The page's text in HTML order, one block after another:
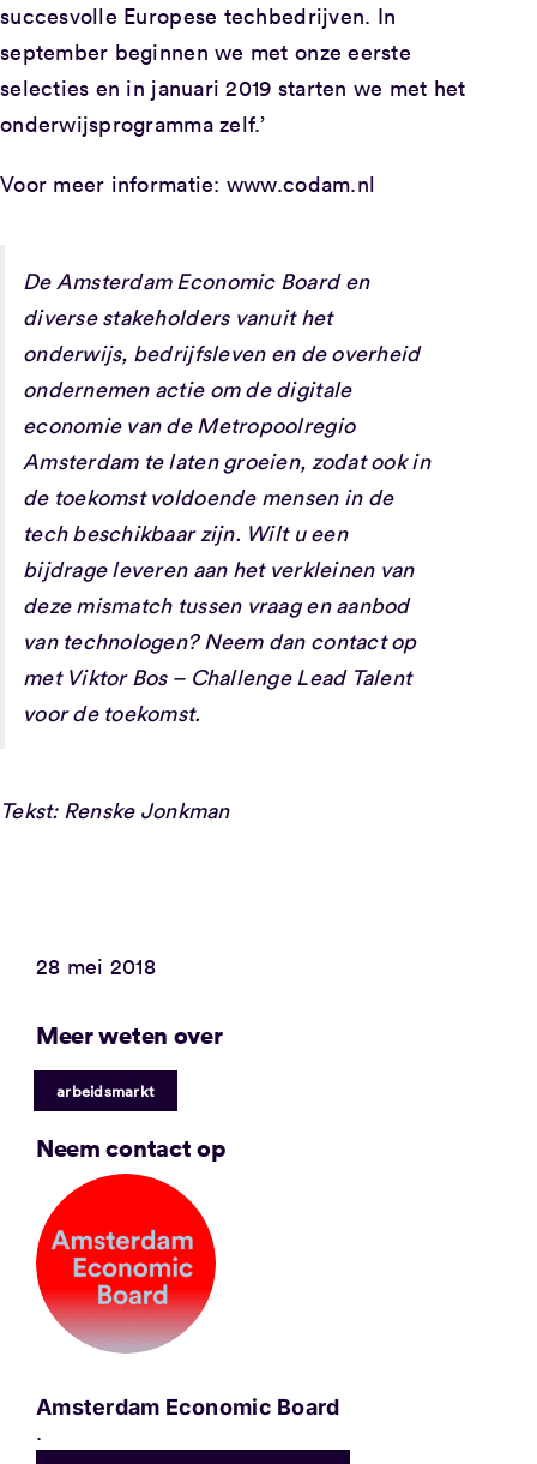
succesvolle Europese techbedrijven. In
september beginnen we met onze eerste
selecties en in januari 2019 starten we met het
onderwijsprogramma zelf.’
Voor meer informatie: www.codam.nl
De Amsterdam Economic Board en
diverse stakeholders vanuit het
onderwijs, bedrijfsleven en de overheid
ondernemen actie om de digitale
economie van de Metropoolregio
Amsterdam te laten groeien, zodat ook in
de toekomst voldoende mensen in de
tech beschikbaar zijn. Wilt u een
bijdrage leveren aan het verkleinen van
deze mismatch tussen vraag en aanbod
van technologen? Neem dan contact op
met Viktor Bos – Challenge Lead Talent
voor de toekomst.
Tekst: Renske Jonkman
28 mei 2018
Meer weten over
arbeidsmarkt
Neem contact op
Amsterdam Economic Board
.